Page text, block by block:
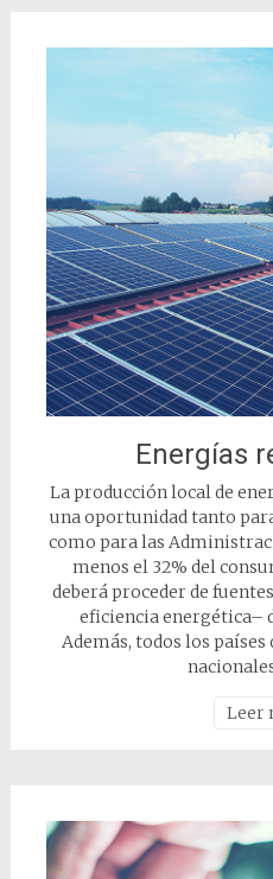
Energías
La producción local de
una oportunidad tanto
como para las
menos el 32% del
deberá proceder de
eficiencia energética–
Además, todos los
Leer